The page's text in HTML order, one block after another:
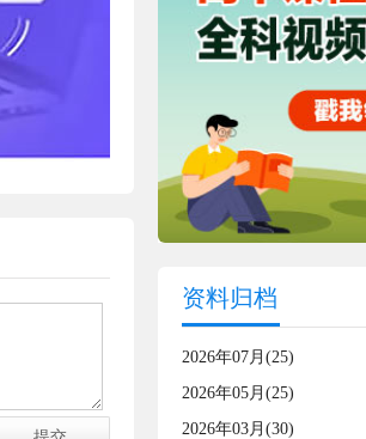
资料归档
2026年07月(25)
2026年05月(25)
2026年03月(30)